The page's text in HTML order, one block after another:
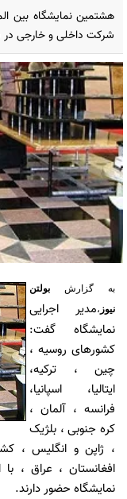
شرکت داخلی و خارجی
به گزارش بولتن
نیوز ،مدیر اجرایی
نمایشگاه گفت:
کشورهای روسیه ،
چین ، ترکیه،
ایتالیا، اسپانیا،
فرانسه ، آلمان ،
کره جنوبی ، بلژیک
، ژاپن و انگلیس ،
افغانستان ، عراق ،
نمایشگاه حضور دارند.